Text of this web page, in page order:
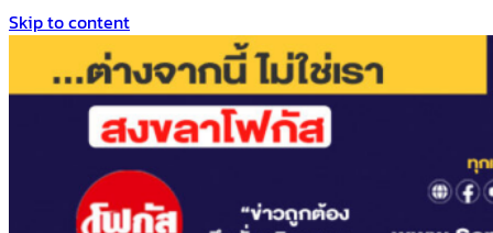
Skip to content